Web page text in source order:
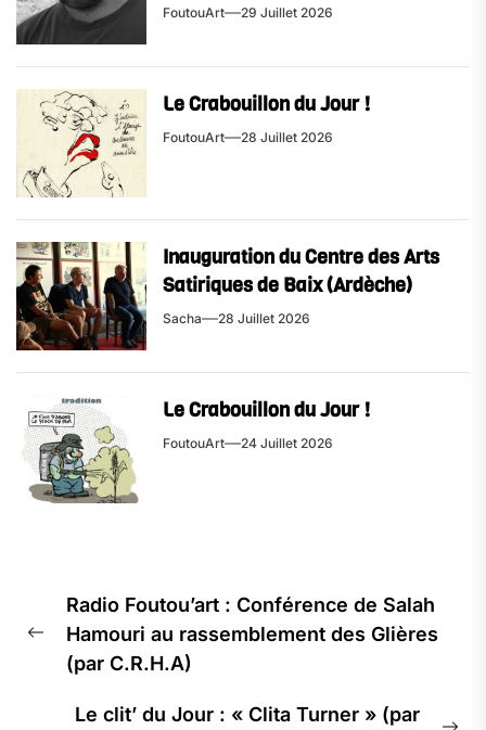
FoutouArt 29 Juillet 2026
Le Crabouillon du Jour !
FoutouArt 28 Juillet 2026
Inauguration du Centre des Arts
Satiriques de Baix (Ardèche)
Sacha 28 Juillet 2026
Le Crabouillon du Jour !
FoutouArt 24 Juillet 2026
de
l’article
Previous
post:
Radio Foutou’art : Conférence de Salah
Hamouri au rassemblement des Glières
(par C.R.H.A)
Le clit’ du Jour : « Clita Turner » (par